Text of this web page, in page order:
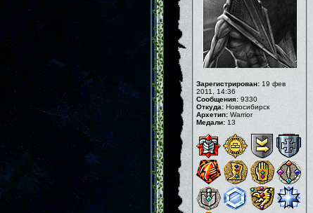
Зарегистрирован: 19 фев
2011, 14:36
Сообщения: 9330
Откуда: Новосибирск
Архетип: Warrior
Медали: 13